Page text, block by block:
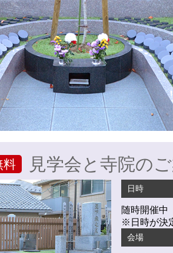
料 見学会と寺院の
日時
随時開催中
※日時が決
会場